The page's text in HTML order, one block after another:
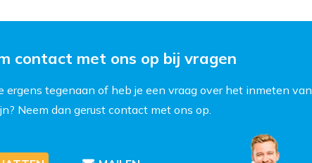
contact met ons op bij vragen
ergens tegenaan of heb je een vraag over het inmeten van
Neem dan gerust contact met ons op.